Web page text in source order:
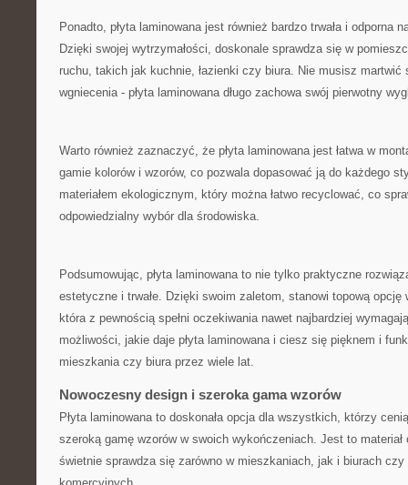
Ponadto, płyta laminowana jest⁢ również bardzo trwała i odporna
Dzięki swojej wytrzymałości,⁣ doskonale ⁣sprawdza się w
ruchu, takich⁣ jak kuchnie, łazienki ‌czy biura. Nie musisz ⁣martwić
wgniecenia ‍-⁢ płyta laminowana długo zachowa swój pierwotny
Warto ⁣również zaznaczyć, że⁢ płyta ⁢laminowana⁢ jest łatwa‍ w
gamie kolorów i wzorów, co pozwala dopasować ‍ją do każdego
materiałem ekologicznym, który można łatwo⁢ recyclować, co
odpowiedzialny‍ wybór dla‍ środowiska.
Podsumowując, płyta laminowana to ⁢nie tylko praktyczne
estetyczne‌ i ​trwałe. ⁤Dzięki swoim zaletom, ‍stanowi‍ topową opcję
która z pewnością spełni‍ oczekiwania nawet ‍najbardziej
możliwości, ​jakie daje płyta laminowana i ciesz się pięknem i
mieszkania ⁤czy biura przez wiele lat.
Nowoczesny design i szeroka ⁤gama wzorów
Płyta laminowana to doskonała‌ opcja⁤ dla ⁣wszystkich, którzy
szeroką gamę wzorów w swoich⁣ wykończeniach. Jest to
świetnie sprawdza się zarówno⁤ w mieszkaniach, ⁢jak i biurach